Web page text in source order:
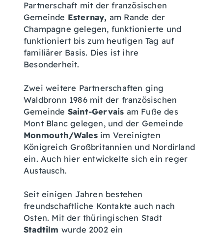
Partnerschaft mit der französischen
Gemeinde Esternay, am Rande der
Champagne gelegen, funktionierte und
funktioniert bis zum heutigen Tag auf
familiärer Basis. Dies ist ihre
Besonderheit.
Zwei weitere Partnerschaften ging
Waldbronn 1986 mit der französischen
Gemeinde Saint-Gervais am Fuße des
Mont Blanc gelegen, und der Gemeinde
Monmouth/Walesim Vereinigten
Königreich Großbritannien und Nordirland
ein. Auch hier entwickelte sich ein reger
Austausch.
Seit einigen Jahren bestehen
freundschaftliche Kontakte auch nach
Osten. Mit der thüringischen Stadt
Stadtilm wurde 2002 ein